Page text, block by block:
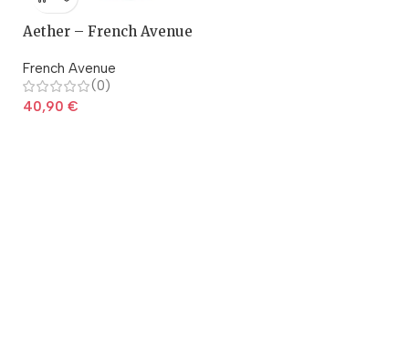
Aether – French Avenue
French Avenue
(0)
40,90 €